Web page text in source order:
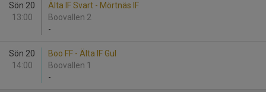
Sön 20
13:00
Älta IF Svart - Mörtnäs IF
Boovallen 2
-
Sön 20
14:00
Boo FF - Älta IF Gul
Boovallen 1
-